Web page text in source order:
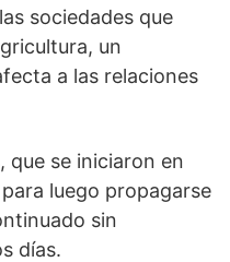
sociedades que
un
a las relaciones
que se iniciaron en
para luego propagarse
sin
días.